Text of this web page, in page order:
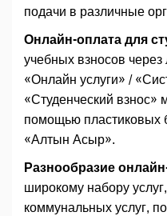
подачи в различные
Онлайн-оплата для
учебных взносов
«Онлайн услуги» /
«Студенческий взнос»
помощью пластиковых
«Алтын Асыр».
Разнообразие
широкому набору
коммунальных услуг,